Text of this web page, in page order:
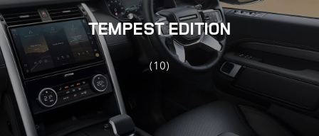
TEMPEST EDITION
(10)